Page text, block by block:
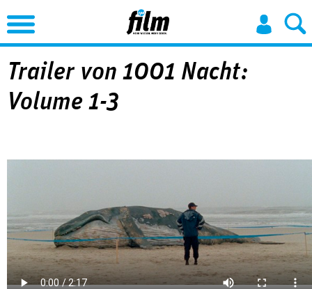
Jump to Navigation
Trailer von 1001 Nacht:
Volume 1-3